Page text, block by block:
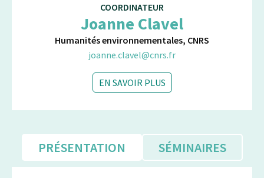
COORDINATEUR
Joanne Clavel
Humanités environnementales, CNRS
joanne.clavel@cnrs.fr
EN SAVOIR PLUS
PRÉSENTATION SÉMINAIRES